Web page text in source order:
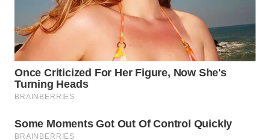
WN
PRIANGAN
WN
SEMARANG
WN
SOLO